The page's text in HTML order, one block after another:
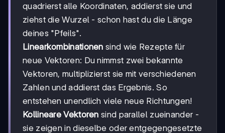
quadrierst alle Koordinaten, addierst sie und
ziehst die Wurzel - schon hast du die Länge
deines "Pfeils".
Linearkombinationen sind wie Rezepte für
neue Vektoren: Du nimmst zwei bekannte
Vektoren, multiplizierst sie mit verschiedenen
Zahlen und addierst das Ergebnis. So
entstehen unendlich viele neue Richtungen!
Kollineare Vektoren sind parallel zueinander -
sie zeigen in dieselbe oder entgegengesetzte